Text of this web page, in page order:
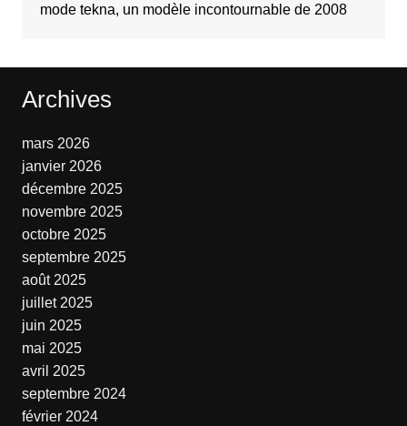
mode tekna, un modèle incontournable de 2008
Archives
mars 2026
janvier 2026
décembre 2025
novembre 2025
octobre 2025
septembre 2025
août 2025
juillet 2025
juin 2025
mai 2025
avril 2025
septembre 2024
février 2024